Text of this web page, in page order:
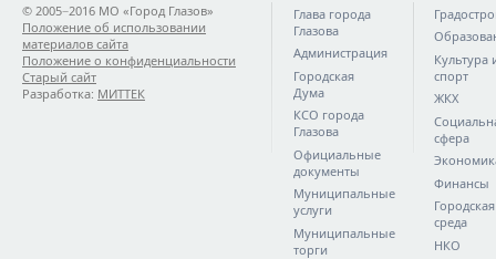
© 2005−2016 МО «Город Глазов»
Положение об использовании
материалов сайта
Положение о конфиденциальности
Старый сайт
Разработка: МИТТЕК
Глава города
Глазова
Администрация
Городская
Дума
КСО города
Глазова
Официальные
документы
Муниципальные
услуги
Муниципальные
торги
Культура
спорт
ЖКХ
сфера
Финансы
Городская
среда
НКО